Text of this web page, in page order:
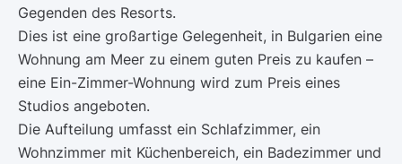
Gegenden des Resorts.
Dies ist eine großartige Gelegenheit, in Bulgarien eine
Wohnung am Meer zu einem guten Preis zu kaufen –
eine Ein-Zimmer-Wohnung wird zum Preis eines
Studios angeboten.
Die Aufteilung umfasst ein Schlafzimmer, ein
Wohnzimmer mit Küchenbereich, ein Badezimmer und